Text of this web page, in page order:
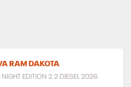
RAM DAKOTA
NIGHT EDITION 2.2 DIESEL 2026